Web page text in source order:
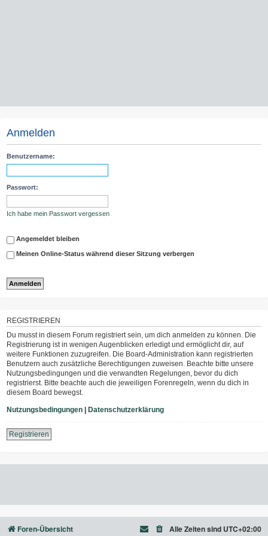
Anmelden
Benutzername:
Passwort:
Ich habe mein Passwort vergessen
Angemeldet bleiben
Meinen Online-Status während dieser Sitzung verbergen
REGISTRIEREN
Du musst in diesem Forum registriert sein, um dich anmelden zu können. Die
Registrierung ist in wenigen Augenblicken erledigt und ermöglicht dir, auf
weitere Funktionen zuzugreifen. Die Board-Administration kann registrierten
Benutzern auch zusätzliche Berechtigungen zuweisen. Beachte bitte unsere
Nutzungsbedingungen und die verwandten Regelungen, bevor du dich
registrierst. Bitte beachte auch die jeweiligen Forenregeln, wenn du dich in
diesem Board bewegst.
Nutzungsbedingungen | Datenschutzerklärung
Registrieren
Foren-Übersicht Alle Zeiten sind UTC+02:00